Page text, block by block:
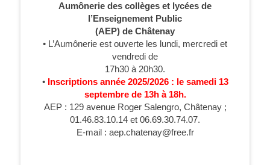
Aumônerie des collèges et lycées de
l’Enseignement Public
(AEP) de Châtenay
• L’Aumônerie est ouverte les lundi, mercredi et
vendredi de
17h30 à 20h30.
• Inscriptions année 2025/2026 : le samedi 13
septembre de 13h à 18h.
AEP : 129 avenue Roger Salengro, Châtenay ;
01.46.83.10.14 et 06.69.30.74.07.
E-mail : aep.chatenay@free.fr